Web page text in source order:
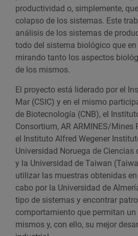
productividad o, simplemente,
colapso de los sistemas. Este
análisis de los sistemas de
todo del sistema biológico que
mirando tanto los aspectos
de los mismos.
El proyecto está liderado por el
Mar (CSIC) y en el mismo
de Biotecnología (CNB), el
Consortium, AR ARMINES/Mines
el Instituto Alfred Wegener
Universidad Noruega de Ciencias
y la Universidad de Taiwan
utilizar las muestras obtenidas
cabo por la Universidad de
tipo de sistemas y encontrar
comportamiento que permitan
mismos y, con ello, su mejor